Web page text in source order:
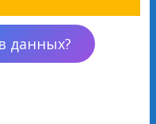
данных?